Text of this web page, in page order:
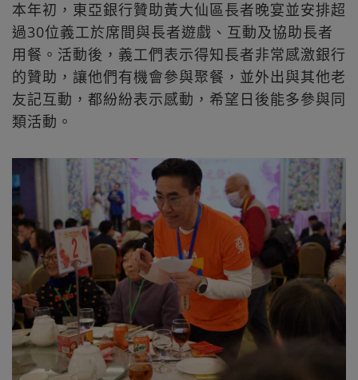
本年初，東亞銀行贊助黃大仙區長者晚宴並安排超
過30位義工於席間與長者遊戲、互動及協助長者
用餐。活動後，義工們表示得知長者非常感激銀行
的贊助，讓他們有機會參與聚餐，並外出與其他老
友記互動，都紛紛表示感動，希望日後能多參與同
類活動。